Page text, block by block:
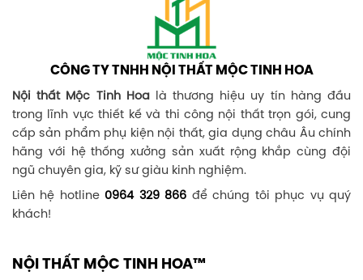
CÔNG TY TNHH NỘI THẤT MỘC TINH HOA
Nội thất Mộc Tinh Hoalà thương hiệu uy tín hàng đầu
trong lĩnh vực thiết kế và thi công nội thất trọn gói, cung
cấp sản phẩm phụ kiện nội thất, gia dụng châu Âu chính
hãng với hệ thống xưởng sản xuất rộng khắp cùng đội
ngũ chuyên gia, kỹ sư giàu kinh nghiệm.
Liên hệ hotline 0964 329 866 để chúng tôi phục vụ quý
khách!
NỘI THẤT MỘC TINH HOA™